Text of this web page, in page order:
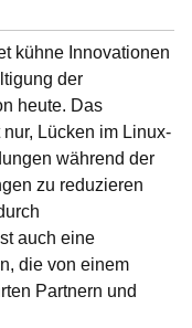
kühne Innovationen
der
heute. Das
Lücken im Linux-
während der
zu reduzieren
auch eine
die von einem
Partnern und